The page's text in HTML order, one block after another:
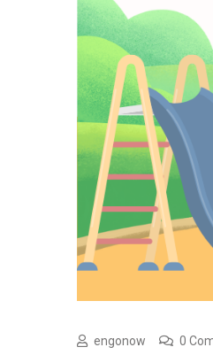
engonow 0